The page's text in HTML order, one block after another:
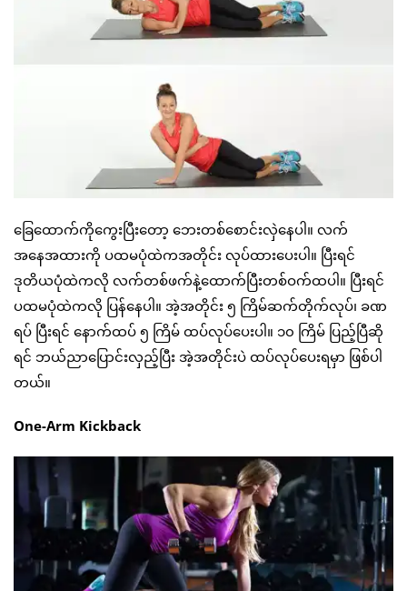
ခြေထောက်ကိုကွေးပြီးတော့ ဘေးတစ်စောင်းလှဲနေပါ။ လက်
အနေအထားကို ပထမပုံထဲကအတိုင်း လုပ်ထားပေးပါ။ ပြီးရင်
ဒုတိယပုံထဲကလို လက်တစ်ဖက်နဲ့ထောက်ပြီးတစ်ဝက်ထပါ။ ပြီးရင်
ပထမပုံထဲကလို ပြန်နေပါ။ အဲ့အတိုင်း ၅ ကြိမ်ဆက်တိုက်လုပ်၊ ခဏ
ရပ် ပြီးရင် နောက်ထပ် ၅ ကြိမ် ထပ်လုပ်ပေးပါ။ ၁၀ ကြိမ် ပြည့်ပြီဆို
ရင် ဘယ်ညာပြောင်းလှည့်ပြီး အဲ့အတိုင်းပဲ ထပ်လုပ်ပေးရမှာ ဖြစ်ပါ
တယ်။
One-Arm Kickback